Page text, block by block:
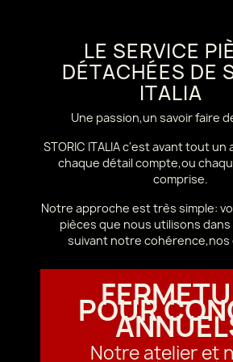
LE SERVICE
DÉTACHÉES DE
ITALIA
Une passion,un savoir faire
STORIC ITALIA c'est avant tout un
chaque détail compte,ou
comprise.
Notre approche est très simple:
pièces que nous utilisons
suivant notre cohérence,nos
POUR
Notre atelier et